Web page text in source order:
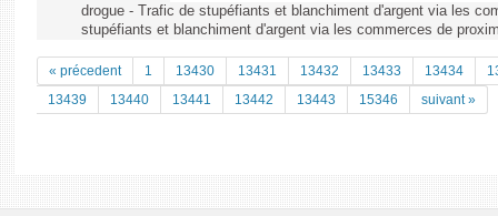
drogue - Trafic de stupéfiants et blanchiment d'argent via les
stupéfiants et blanchiment d'argent via les commerces de
« précedent 1 13430 13431 13432 13433 13434
13439
13440 13441 13442 13443 15346 suivant »